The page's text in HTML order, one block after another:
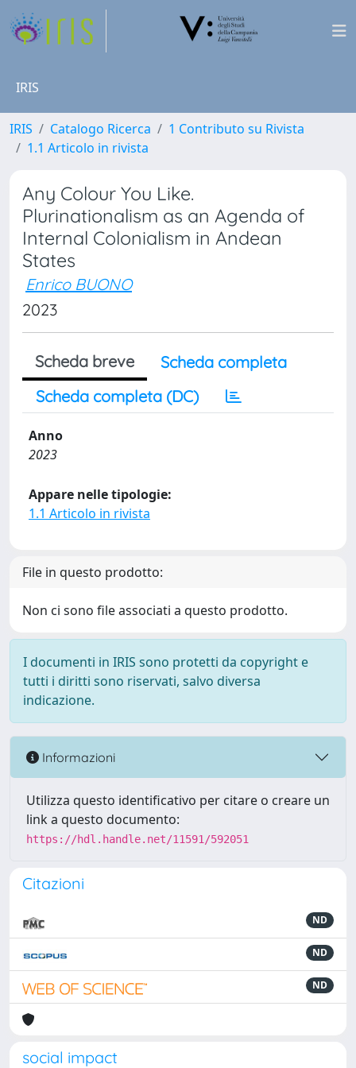
IRIS
IRIS Catalogo Ricerca
1 Contributo su Rivista
1.1 Articolo in rivista
Any Colour You Like.
Plurinationalism as an Agenda of
Internal Colonialism in Andean
States
Enrico BUONO
2023
Scheda breve
Scheda completa
Scheda completa (DC)
Anno
2023
Appare nelle tipologie:
1.1 Articolo in rivista
File in questo prodotto:
Non ci sono file associati a questo prodotto.
I documenti in IRIS sono protetti da copyright e
tutti i diritti sono riservati, salvo diversa
indicazione.
Informazioni
Utilizza questo identificativo per citare o creare un
link a questo documento:
https://hdl.handle.net/11591/592051
Citazioni
ND
ND
ND
social impact